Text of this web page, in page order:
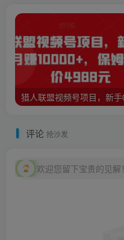
评论 抢沙发
欢迎您留下宝贵的见解！